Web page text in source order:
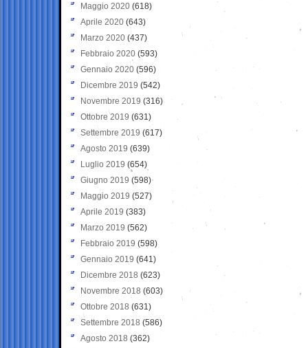
Maggio 2020 (618)
Aprile 2020 (643)
Marzo 2020 (437)
Febbraio 2020 (593)
Gennaio 2020 (596)
Dicembre 2019 (542)
Novembre 2019 (316)
Ottobre 2019 (631)
Settembre 2019 (617)
Agosto 2019 (639)
Luglio 2019 (654)
Giugno 2019 (598)
Maggio 2019 (527)
Aprile 2019 (383)
Marzo 2019 (562)
Febbraio 2019 (598)
Gennaio 2019 (641)
Dicembre 2018 (623)
Novembre 2018 (603)
Ottobre 2018 (631)
Settembre 2018 (586)
Agosto 2018 (362)